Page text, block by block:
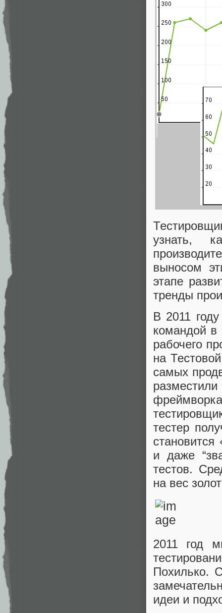
узнать,
выносом
этапе
тренды
В 2011
командой в
рабочего
на
самых
тестер
и даже
тестов.
на вес
2011 год
Похилько.
идеи и